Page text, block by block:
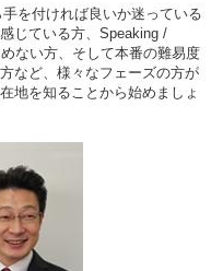
を付ければ良いか迷っている
じている方、Speaking /
ない方、そして本番の難易度
など、様々なフェーズの方が
地を知ることから始めましょ